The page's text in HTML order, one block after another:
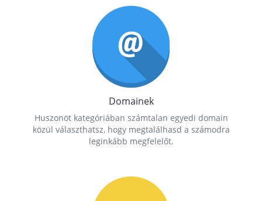
Domainek
Huszonöt kategóriában számtalan egyedi domain
közül választhatsz, hogy megtalálhasd a számodra
leginkább megfelelőt.